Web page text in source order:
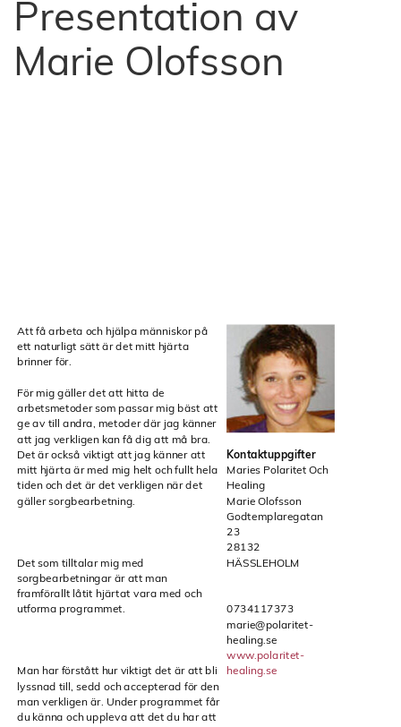
Presentation av
Marie Olofsson
Att få arbeta och hjälpa människor på
ett naturligt sätt är det mitt hjärta
brinner för.
För mig gäller det att hitta de
arbetsmetoder som passar mig bäst att
ge av till andra, metoder där jag känner
att jag verkligen kan få dig att må bra.
Det är också viktigt att jag känner att
mitt hjärta är med mig helt och fullt hela
tiden och det är det verkligen när det
gäller sorgbearbetning.
Det som tilltalar mig med
sorgbearbetningar är att man
framförallt låtit hjärtat vara med och
utforma programmet.
Man har förstått hur viktigt det är att bli
lyssnad till, sedd och accepterad för den
man verkligen är. Under programmet får
du känna och uppleva att det du har att
Kontaktuppgifter
Maries Polaritet Och
Healing
Marie Olofsson
Godtemplaregatan
23
28132
HÄSSLEHOLM
0734117373
marie@polaritet-
healing.se
www.polaritet-
healing.se